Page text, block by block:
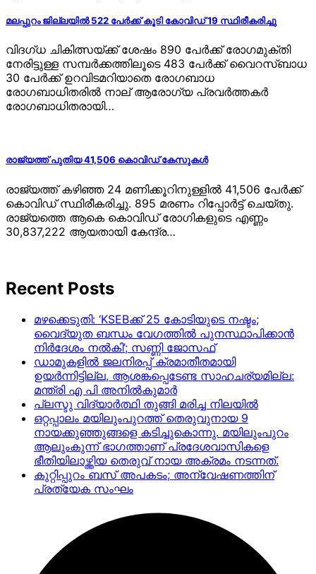
മലപ്പുറം ജില്ലയില്‍ 522 പേര്‍ക്ക് കൂടി കോവിഡ് 19 സ്ഥിരീകരിച്ചു
വിദഗ്ധ ചികിത്സയ്ക്ക് ശേഷം 890 പേര്‍ക്ക് രോഗമുക്തി
നേരിട്ടുള്ള സമ്പര്‍ക്കത്തിലൂടെ 483 പേര്‍ക്ക് വൈറസ്ബാധ
30 പേര്‍ക്ക് ഉറവിടമറിയാതെ രോഗബാധ
രോഗബാധിതരില്‍ നാല് ആരോഗ്യ പ്രവര്‍ത്തകര്‍
രോഗബാധിതരായി…
രാജ്യത്ത് പുതിയ 41,506 കൊവിഡ് കേസുകള്‍
രാജ്യത്ത് കഴിഞ്ഞ 24 മണിക്കൂറിനുള്ളില്‍ 41,506 പേര്‍ക്ക്
കൊവിഡ് സ്ഥിരീകരിച്ചു. 895 മരണം റിപ്പോര്‍ട്ട് ചെയ്തു.
രാജ്യത്തെ ആകെ കൊവിഡ് രോഗികളുടെ എണ്ണം
30,837,222 ആയതായി കേന്ദ്ര…
Recent Posts
മഴക്കെടുതി: ‘KSEBക്ക് 25 കോടിയുടെ നഷ്ടം;
വൈദ്യുത ബന്ധം വേഗത്തിൽ പുനസ്ഥാപിക്കാൻ
നിർ​ദേശം നൽകി’; സണ്ണി ജോസഫ്
ഡാമുകളില്‍ ജലനിരപ്പ് ക്രമാതീതമായി
ഉയര്‍ന്നിട്ടില്ല, ആശങ്കപ്പെടേണ്ട സാഹചര്യമില്ല:
മന്ത്രി എ പി അനില്‍കുമാര്‍
പ്ലസ്ടു വിദ്യാർത്ഥി തുങ്ങി മരിച്ച നിലയിൽ
ഒറ്റപ്പാലം മയിലുംപുറത്ത് തെരുവുനായ 9
നായക്കുഞ്ഞുങ്ങളെ കടിച്ചുകൊന്നു. മയിലുംപുറം
ആലുംകുന്ന് ഭാഗത്താണ് പ്രദേശവാസികളെ
ഭീതിയിലാഴ്ത്തിയ തെരുവ് നായ അക്രമം നടന്നത്.
കുറ്റിപ്പുറം ബസ് അപകടം; അന്വേഷണത്തിന്
പ്രത്യേക സംഘം